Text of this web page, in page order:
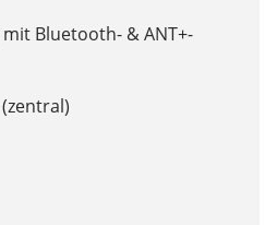
mit Bluetooth- & ANT+-